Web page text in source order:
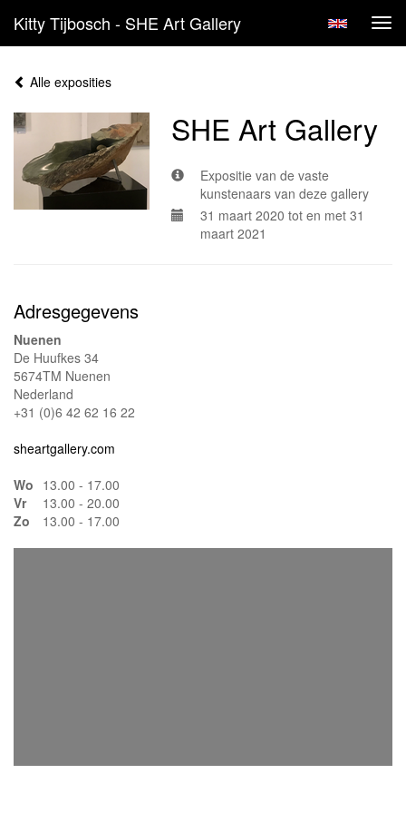
Kitty Tijbosch - SHE Art Gallery
Alle exposities
SHE Art Gallery
Expositie van de vaste
kunstenaars van deze gallery
31 maart 2020 tot en met 31
maart 2021
Adresgegevens
Nuenen
De Huufkes 34
5674TM Nuenen
Nederland
+31 (0)6 42 62 16 22
sheartgallery.com
Wo 13.00 - 17.00
Vr
13.00 - 20.00
Zo
13.00 - 17.00